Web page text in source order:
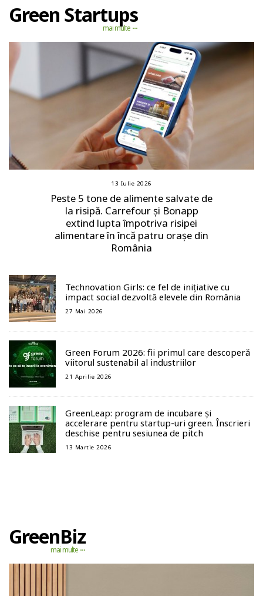
Green Startups
mai multe
13 Iulie 2026
Peste 5 tone de alimente salvate de
la risipă. Carrefour și Bonapp
extind lupta împotriva risipei
alimentare în încă patru orașe din
România
Technovation Girls: ce fel de inițiative cu
impact social dezvoltă elevele din România
27 Mai 2026
Green Forum 2026: fii primul care descoperă
viitorul sustenabil al industriilor
21 Aprilie 2026
GreenLeap: program de incubare și
accelerare pentru startup-uri green. Înscrieri
deschise pentru sesiunea de pitch
13 Martie 2026
GreenBiz
mai multe